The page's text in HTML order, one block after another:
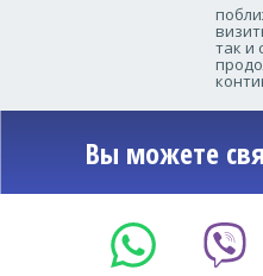
так и
Вы можете